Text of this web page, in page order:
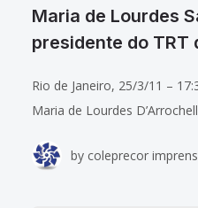
Maria de Lourdes
presidente do TRT
Rio de Janeiro, 25/3/11 –
Maria de Lourdes
Janeiro. Ela, que já
by coleprecor